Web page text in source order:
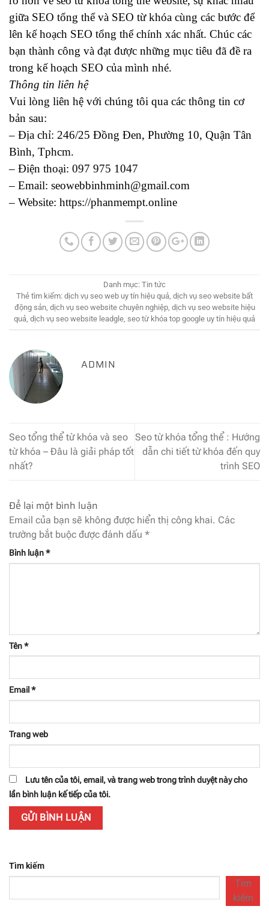
giữa SEO tổng thể và SEO từ khóa cùng các bước để
lên kế hoạch SEO tổng thể chính xác nhất. Chúc các
bạn thành công và đạt được những mục tiêu đã đề ra
trong kế hoạch SEO của mình nhé.
Thông tin liên hệ
Vui lòng liên hệ với chúng tôi qua các thông tin cơ
bản sau:
– Địa chỉ: 246/25 Đồng Đen, Phường 10, Quận Tân
Bình, Tphcm.
– Điện thoại: 097 975 1047
– Email: seowebbinhminh@gmail.com
– Website: https://phanmempt.online
Danh mục: Tin tức
Thẻ tìm kiếm: dịch vụ seo web uy tín hiệu quả dịch vụ seo website bất
động sản, dịch vụ seo website chuyên nghiệp, dịch vụ seo website hiệu
quả dịch vụ seo website leadgle seo từ khóa top google uy tín hiệu quả
ADMIN
Seo tổng thể từ khóa và seo
từ khóa – Đâu là giải pháp tốt
nhất?
Seo từ khóa tổng thể : Hướng
dẫn chi tiết từ khóa đến quy
trình SEO
Để lại một bình luận
Email của bạn sẽ không được hiển thị công khai. Các
trường bắt buộc được đánh dấu *
Bình luận*
Tên*
Email *
Trang web
Lưu tên của tôi, email, và trang web trong trình duyệt này cho
lần bình luận kế tiếp của tôi.
Tìm kiếm
Tìm
kiếm